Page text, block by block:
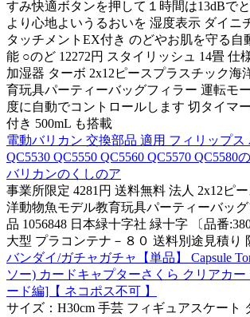
すみ快適ボタンを押して１時間は13dBで
より心地よいうるおいを 湿度表示 ダイニ
タッチメントEX付き のどやお肌を守る自
能 ○のど 12272円 スタイリッシュ 14畳 仕
加湿器 ターボ 2x12ピースプラスチック海
育玩具パーティーバッグフィラー 運転モ
度に自動でコントロールします 切タイマ
付き 500mL も搭載
電動バリカン 交換部品 適用 フィリップス
QC5530 QC5550 QC5560 QC5570 QC5580
バリカンのくしのア
事業所限定 4281円 送料無料 法人 2x12ピ
洋動物魚モデル教育玩具パーティーバッ
品 1056848 日本緑十字社 緑十字 〔品番
大型 プラコンテナ－８０ 送料別途見積り
バンダイ/ガチャガチャ【単品】 Capsule
ソー) カードキャプターさくら クリアカー
ード編]【 ネコポス不可 】
サイズ：H30cm 手芸 フィギュアスケート